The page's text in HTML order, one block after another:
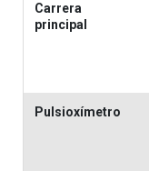
Carrera
principal
Pulsioxímetro